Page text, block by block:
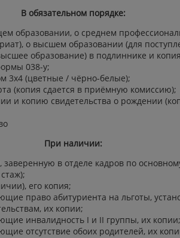
В обязательном порядке:
образовании, о среднем
о высшем образовании (для
образование) в подлиннике и
038-у;
3x4 (цветные / чёрно-белые);
(копия сдается в приёмную комиссию);
и копию свидетельства о рождении
При наличии:
в отделе кадров по
его копия;
право абитуриента на льготы,
их копии;
инвалидность I и II группы, их копии;
отсутствие обоих родителей, их